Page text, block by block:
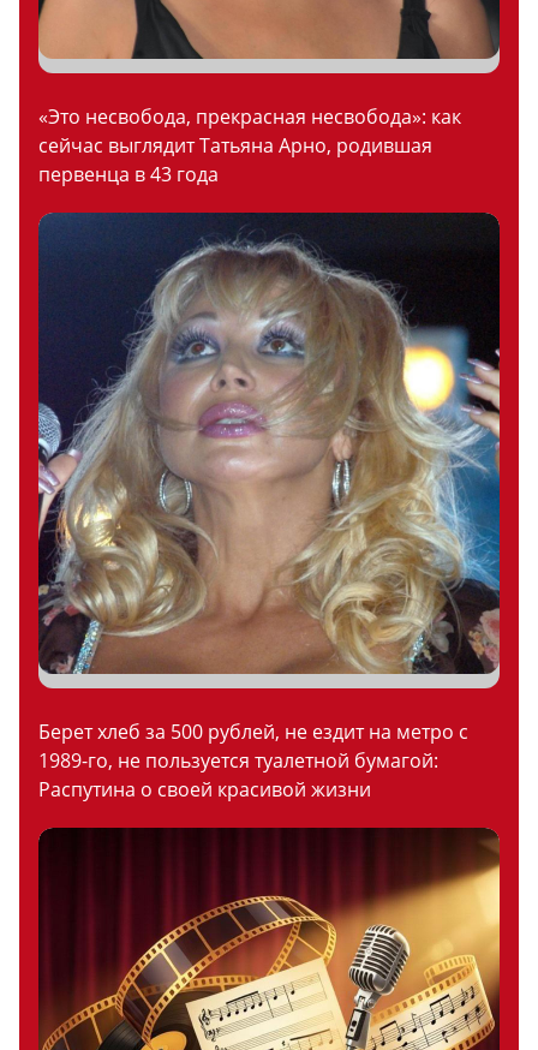
«Это несвобода, прекрасная несвобода»: как
сейчас выглядит Татьяна Арно, родившая
первенца в 43 года
Берет хлеб за 500 рублей, не ездит на метро с
1989-го, не пользуется туалетной бумагой:
Распутина о своей красивой жизни